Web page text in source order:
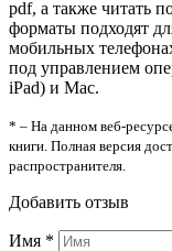
pdf, а также читать
форматы подходят
мобильных
под управлением
iPad) и Mac.
* – На данном веб-
книги. Полная версия
распространителя.
Добавить отзыв
Имя *